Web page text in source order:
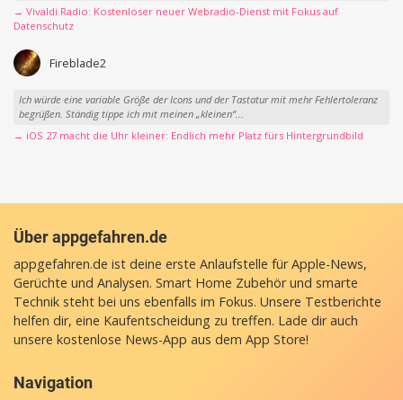
→ Vivaldi Radio: Kostenloser neuer Webradio-Dienst mit Fokus auf
Datenschutz
Fireblade2
Ich würde eine variable Größe der Icons und der Tastatur mit mehr Fehlertoleranz
begrüßen. Ständig tippe ich mit meinen „kleinen“...
→ iOS 27 macht die Uhr kleiner: Endlich mehr Platz fürs Hintergrundbild
Über appgefahren.de
appgefahren.de ist deine erste Anlaufstelle für Apple-News,
Gerüchte und Analysen. Smart Home Zubehör und smarte
Technik steht bei uns ebenfalls im Fokus. Unsere Testberichte
helfen dir, eine Kaufentscheidung zu treffen. Lade dir auch
unsere kostenlose News-App aus dem App Store!
Navigation